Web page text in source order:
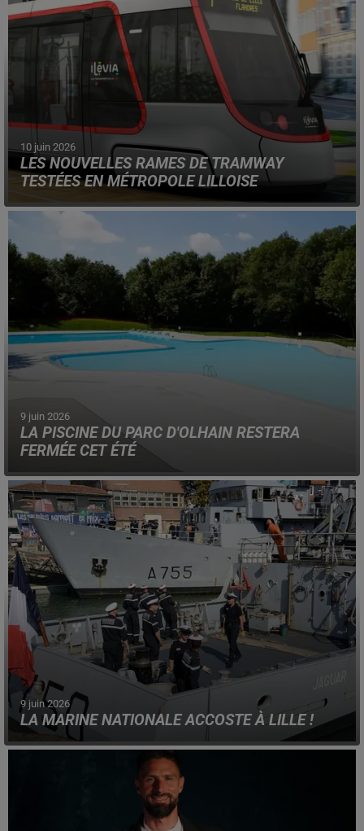
10 juin 2026
LES NOUVELLES RAMES DE TRAMWAY
TESTÉES EN MÉTROPOLE LILLOISE
Les premiers essais ont été réalisés dans la nuit du 9 au
10 juin et vont se poursuivre, jusqu'en septembre
9 juin 2026
LA PISCINE DU PARC D'OLHAIN RESTERA
FERMÉE CET ÉTÉ
complexe aquatique, entraînant sa fermeture estivale.
9 juin 2026
LA MARINE NATIONALE ACCOSTE À LILLE !
Ce samedi 13 juin, des animations sur ses secteurs
d'activité seront proposées, Place de la République.